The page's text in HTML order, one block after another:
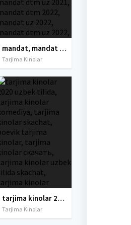
mandat, mandat uz, mandat dtm, mandat dtm uz, mandat 2021, mandat 2022, mandat uz 2021, dtm mandat 2021, mandat dtm uz 2021, mandat dtm 2022, mandat uz 2022, mandat dtm uz 2022, mandat natijalari, mandat uz natijalari, mandat test, mandat natijalari
Tarjima Kinolar
tarjima kinolar 2020 uzbek tilida, tarjima kinolar komediya, tarjima kinolar skachat, boevik tarjima kinolar, tarjima kinolar скачать, tarjima kinolar uzbek tilida skachat, tarjima kinolar saytlari, 7777.uz tarjima kinolar, tarjima kinolar skachat, t
Tarjima Kinolar